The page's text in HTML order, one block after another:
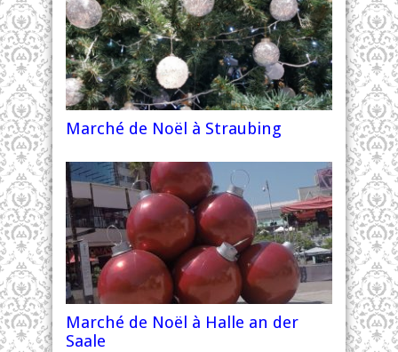
Marché de Noël à Straubing
Marché de Noël à Halle an der
Saale